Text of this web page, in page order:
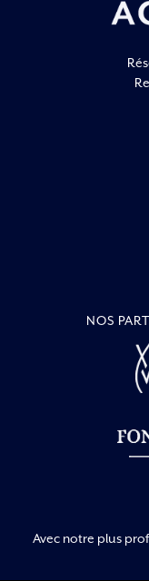
NOS
Avec notre plus